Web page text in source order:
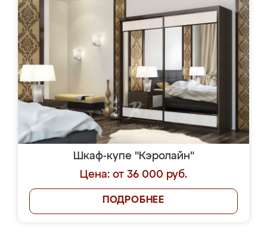
Шкаф-купе "Кэролайн"
Цена: от 36 000 руб.
ПОДРОБНЕЕ